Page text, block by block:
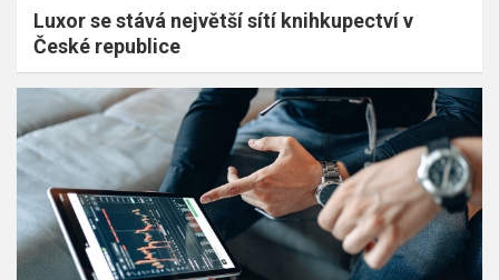
Luxor se stává největší sítí knihkupectví v
České republice